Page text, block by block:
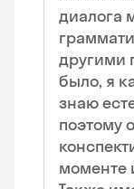
диалога
другими
было, я
знаю
поэтому
моменте